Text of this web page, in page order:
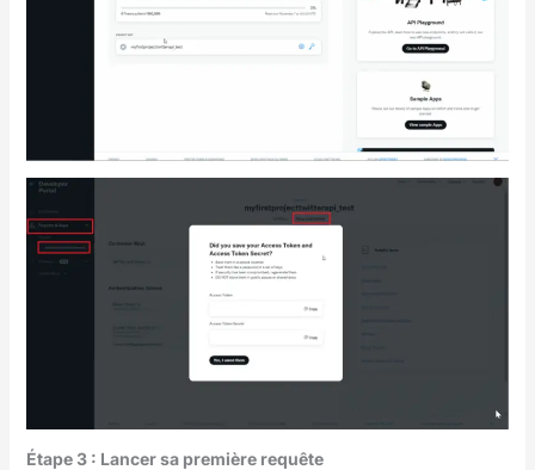
Étape 3 : Lancer sa première requête